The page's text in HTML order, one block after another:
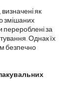
як
змішаних
перероблені за
Однак їх
безпечно